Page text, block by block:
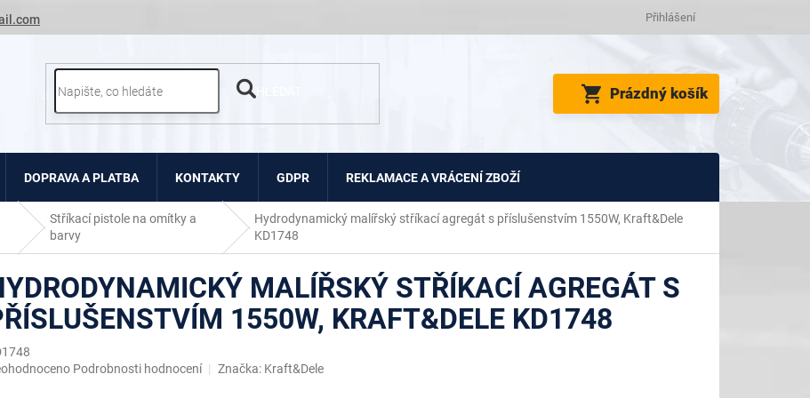
Přihlášení
NÁKUPNÍ
KOŠÍK
Prázdný košík
DOPRAVA A PLATBA KONTAKTY GDPR REKLAMACE A VRÁCENÍ ZBOŽÍ
Stříkací pistole na omítky a
barvy
Hydrodynamický malířský stříkací agregát s příslušenstvím 1550W, Kraft&Dele
KD1748
MALÍŘSKÝ STŘÍKACÍ AGREGÁT S
1550W, KRAFT&DELE KD1748
Podrobnosti hodnocení Značka: Kraft&Dele